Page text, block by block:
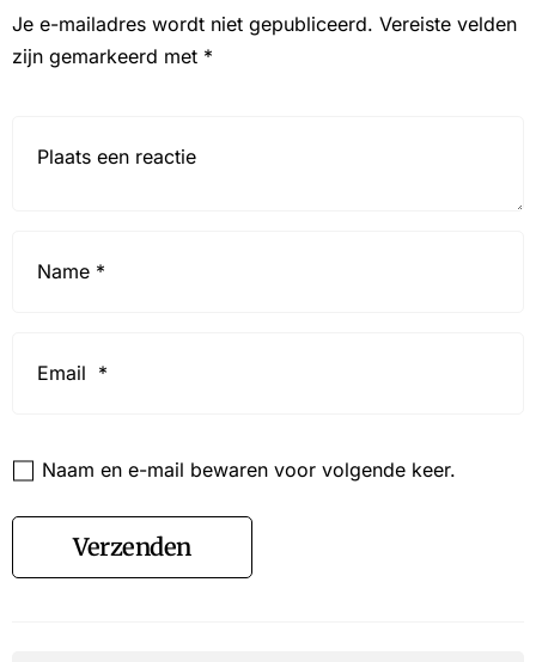
Je e-mailadres wordt niet gepubliceerd. Vereiste velden
zijn gemarkeerd met *
Naam en e-mail bewaren voor volgende keer.
Verzenden